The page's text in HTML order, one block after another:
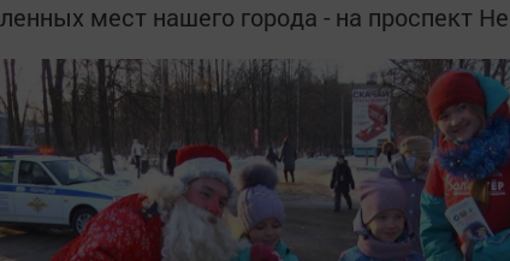
мест нашего города - на проспект